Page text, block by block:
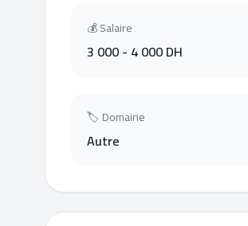
💰 Salaire
3 000 - 4 000 DH
🏷 Domaine
Autre